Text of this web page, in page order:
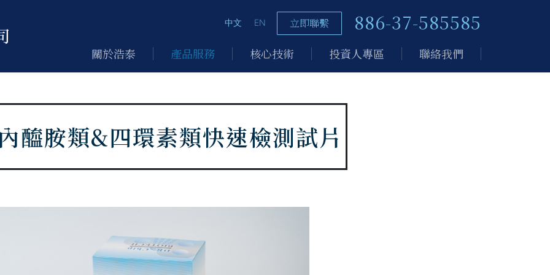
中文 EN 立即聯繫 886-37-585585
關於浩泰 產品服務 核心技術 投資人專區 聯絡我們
醯胺類&四環素類快速檢測試片